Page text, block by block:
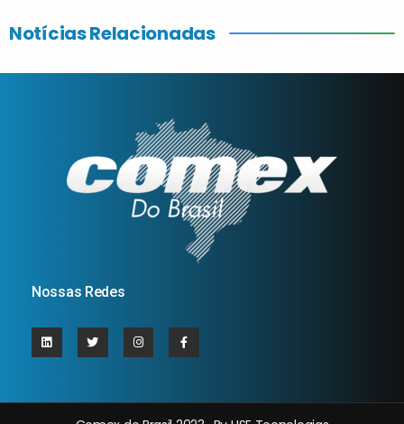
Notícias Relacionadas
Nossas Redes